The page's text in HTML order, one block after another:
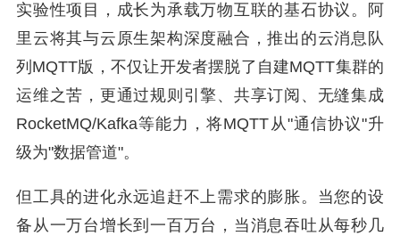
实验性项目，成长为承载万物互联的基石协议。阿
里云将其与云原生架构深度融合，推出的云消息队
列MQTT版，不仅让开发者摆脱了自建MQTT集群的
运维之苦，更通过规则引擎、共享订阅、无缝集成
RocketMQ/Kafka等能力，将MQTT从"通信协议"升
级为"数据管道"。
但工具的进化永远追赶不上需求的膨胀。当您的设
备从一万台增长到一百万台，当消息吞吐从每秒几